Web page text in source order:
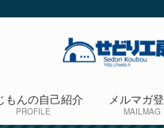
もんの自己紹介
PROFILE
メルマガ
MAILMAG